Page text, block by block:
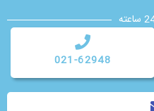
021-62948